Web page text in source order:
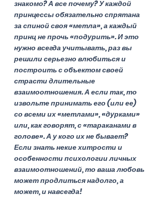
знакомо? А все почему? У каждой
принцессы обязательно спрятана
за спиной своя «метла», а каждый
принц не прочь «подурить». И это
нужно всегда учитывать, раз вы
решили серьезно влюбиться и
построить с объектом своей
страсти длительные
взаимоотношения. А если так, то
извольте принимать его (или ее)
со всеми их «метлами», «дурками»
или, как говорят, с «тараканами в
голове». А у кого их не бывает?
Если знать некие хитрости и
особенности психологии личных
взаимоотношений, то ваша любовь
может продлиться надолго, а
может, и навсегда!